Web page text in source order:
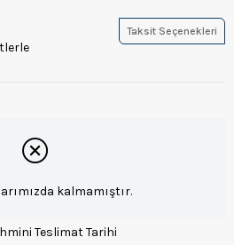
Taksit Seçenekleri
kalmamıştır.
Teslimat Tarihi